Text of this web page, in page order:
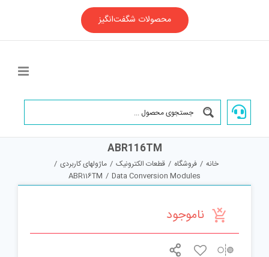
محصولات شگفت‌انگیز
ABR116TM
خانه / فروشگاه / قطعات الکترونیک / ماژولهای کاربردی /
Data Conversion Modules
/
ABR116TM
ناموجود